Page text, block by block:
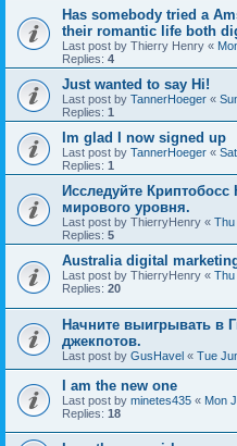
Has somebody tried a
their romantic life both
Last post by Thierry Henry «
Replies: 4
Just wanted to say Hi!
Last post by TannerHoeger «
Replies: 1
Im glad I now signed up
Last post by TannerHoeger «
Replies: 1
Исследуйте
мирового уровня.
Last post by ThierryHenry « Thu
Replies: 5
Australia digital
Last post by ThierryHenry « Thu
Replies: 20
Начните выигрывать в
джекпотов.
Last post by GusHavel « Tue
I am the new one
Last post by minetes435 « Mon
Replies: 18